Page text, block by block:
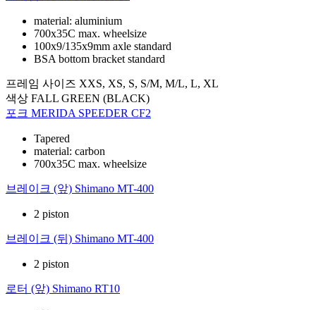
material: aluminium
700x35C max. wheelsize
100x9/135x9mm axle standard
BSA bottom bracket standard
프레임 사이즈 XXS, XS, S, S/M, M/L, L, XL
색상 FALL GREEN (BLACK)
포크 MERIDA SPEEDER CF2
Tapered
material: carbon
700x35C max. wheelsize
브레이크 (앞) Shimano MT-400
2 piston
브레이크 (뒤) Shimano MT-400
2 piston
로터 (앞) Shimano RT10